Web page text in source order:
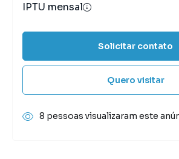
IPTU mensal
Solicitar contato
Quero visitar
8 pessoas visualizaram este